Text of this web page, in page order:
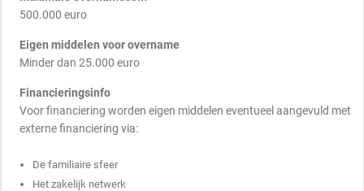
500.000 euro
Eigen middelen voor overname
Minder dan 25.000 euro
Financieringsinfo
Voor financiering worden eigen middelen eventueel aangevuld met
externe financiering via:
De familiaire sfeer
Het zakelijk netwerk